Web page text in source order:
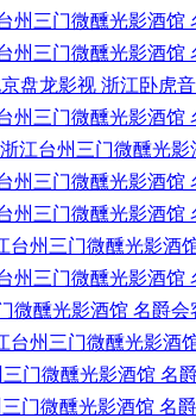
州三门微醺光影酒馆
州三门微醺光影酒馆
盘龙影视 浙江卧虎
州三门微醺光影酒馆
江台州三门微醺光
州三门微醺光影酒馆
州三门微醺光影酒馆
台州三门微醺光影酒
州三门微醺光影酒馆
微醺光影酒馆 名爵会
台州三门微醺光影酒
三门微醺光影酒馆 名
门微醺光影酒馆 名